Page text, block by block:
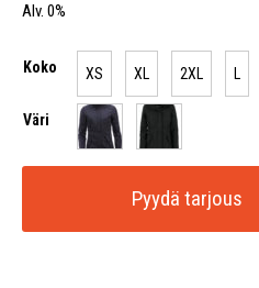
Alv. 0%
Koko XS XL 2XL L
Väri
Pyydä tarjous